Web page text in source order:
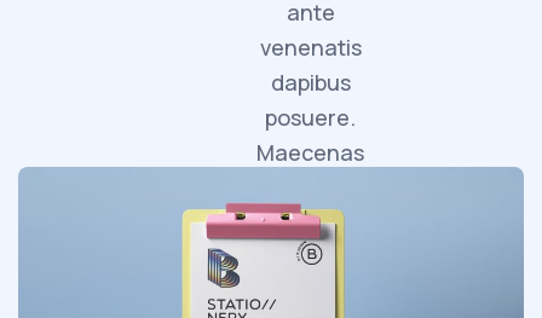
ante
venenatis
dapibus
posuere.
Maecenas
mollis
interdum.